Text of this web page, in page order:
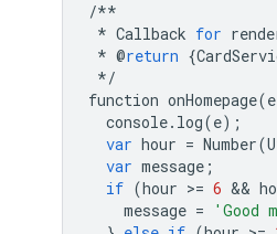
/**
* Callback for
* @return {
*/
function onHomepage(e
console. log(e);
var hour = Number(
var message ;
if (hour >= 6 &&
message = 'Good